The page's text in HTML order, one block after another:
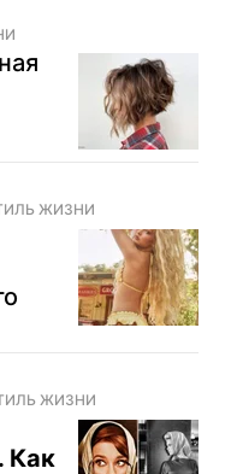
ЖИЗНИ
ЖИЗНИ
Как